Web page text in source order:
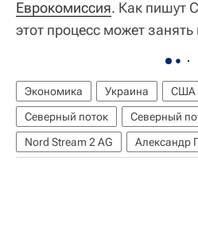
Еврокомиссия. Как пишут
этот процесс может
Экономика Украина США
Северный поток
Северный
Nord Stream 2 AG
Александр